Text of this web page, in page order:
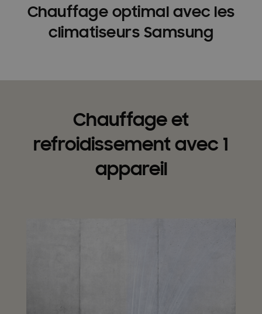
Chauffage optimal avec les
climatiseurs Samsung
Chauffage et
refroidissement avec 1
appareil